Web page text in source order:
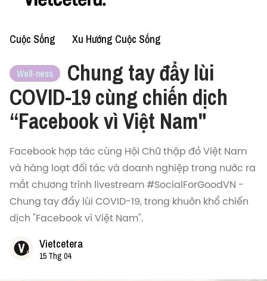
Cuộc Sống Xu Hướng Cuộc Sống
Well-ness
Chung tay đẩy lùi
COVID-19 cùng chiến dịch
“Facebook vì Việt Nam"
Facebook hợp tác cùng Hội Chữ thập đỏ Việt Nam
và hàng loạt đối tác và doanh nghiệp trong nước ra
mắt chương trình livestream #SocialForGoodVN -
Chung tay đẩy lùi COVID-19, trong khuôn khổ chiến
dịch "Facebook vì Việt Nam".
Vietcetera
15 Thg 04